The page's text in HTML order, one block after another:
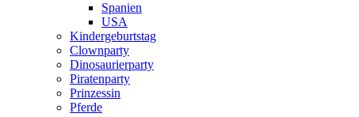
Spanien
USA
Kindergeburtstag
Clownparty
Dinosaurierparty
Piratenparty
Prinzessin
Pferde